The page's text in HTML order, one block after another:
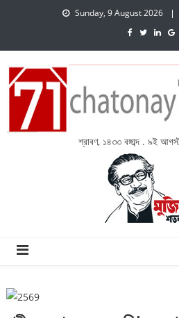
Sunday, 9 August 2026
শ্রাবণ, ১৪৩৩ বঙ্গাব্দ . ৯ই